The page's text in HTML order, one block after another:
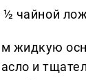
чайной
жидкую
и